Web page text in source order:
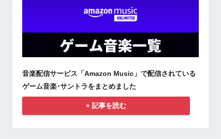
音楽配信サービス「Amazon Music」で配信されている
ゲーム音楽･サントラをまとめました
» 記事を読む